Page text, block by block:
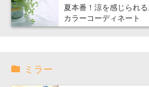
夏本番！涼を感じられ
カラーコーディネート
ミラー